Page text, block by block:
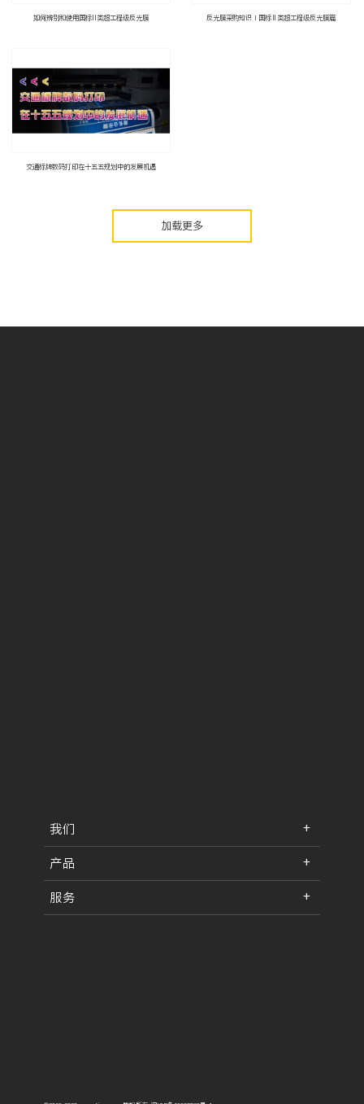
如何辨别和使用国标II类超工程级反光膜 反光膜采购知识∣国标Ⅱ类超工程级反光膜篇
交通标牌数码打印在十五五规划中的发展机遇
加载更多
我们
产品
服务